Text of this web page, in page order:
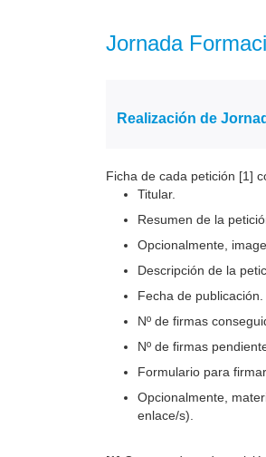
Jornada
Realización de
Ficha de cada petición [1]
Titular.
Resumen de la
Opcionalmente,
Descripción de la
Fecha de publicación.
Nº de firmas
Nº de firmas
Formulario para firmar.
Opcionalmente,
enlace/s).